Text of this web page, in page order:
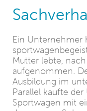
Ein Unternehmer
Mutter lebte,
aufgenommen.
Ausbildung im
Parallel kaufte
Sportwagen mit